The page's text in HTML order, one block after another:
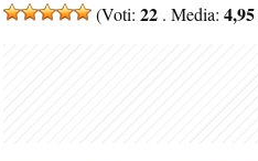
(Voti: 22 . Media: 4,95